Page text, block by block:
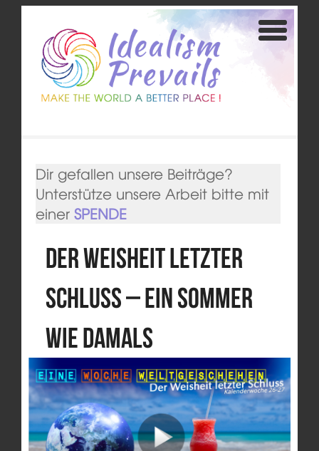
Dir gefallen unsere Beiträge?
Unterstütze unsere Arbeit bitte mit
einer SPENDE
Der Weisheit letzter
Schluss – Ein Sommer
wie damals